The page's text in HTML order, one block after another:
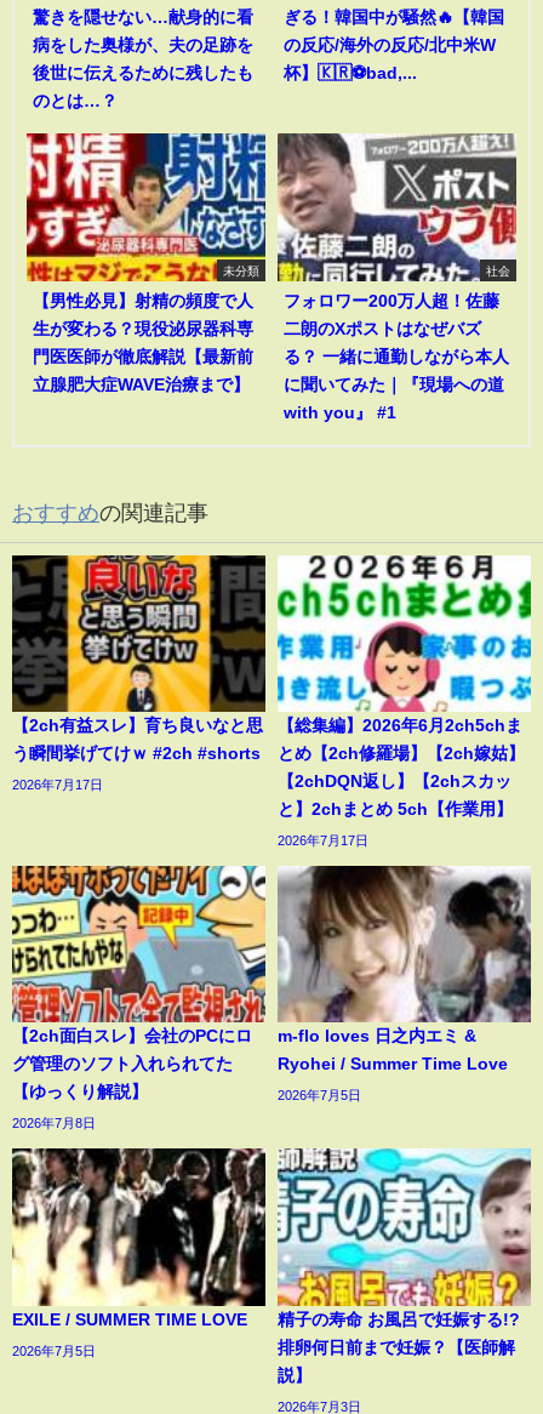
驚きを隠せない…献身的に看
病をした奥様が、夫の足跡を
後世に伝えるために残したも
のとは…？
ぎる！韓国中が騒然🔥【韓国
の反応/海外の反応/北中米W
杯】🇰🇷⚽bad,...
未分類
【男性必見】射精の頻度で人
生が変わる？現役泌尿器科専
門医医師が徹底解説【最新前
立腺肥大症WAVE治療まで】
社会
フォロワー200万人超！佐藤
二朗のXポストはなぜバズ
る？ 一緒に通勤しながら本人
に聞いてみた｜『現場への道
with you』 #1
おすすめの関連記事
【2ch有益スレ】育ち良いなと思
う瞬間挙げてけｗ #2ch #shorts
2026年7月17日
【総集編】2026年6月2ch5chま
とめ【2ch修羅場】【2ch嫁姑】
【2chDQN返し】【2chスカッ
と】2chまとめ 5ch【作業用】
2026年7月17日
【2ch面白スレ】会社のPCにロ
グ管理のソフト入れられてた
【ゆっくり解説】
2026年7月8日
m-flo loves 日之内エミ &
Ryohei / Summer Time Love
2026年7月5日
EXILE / SUMMER TIME LOVE
2026年7月5日
精子の寿命 お風呂で妊娠する!?
排卵何日前まで妊娠？【医師解
説】
2026年7月3日